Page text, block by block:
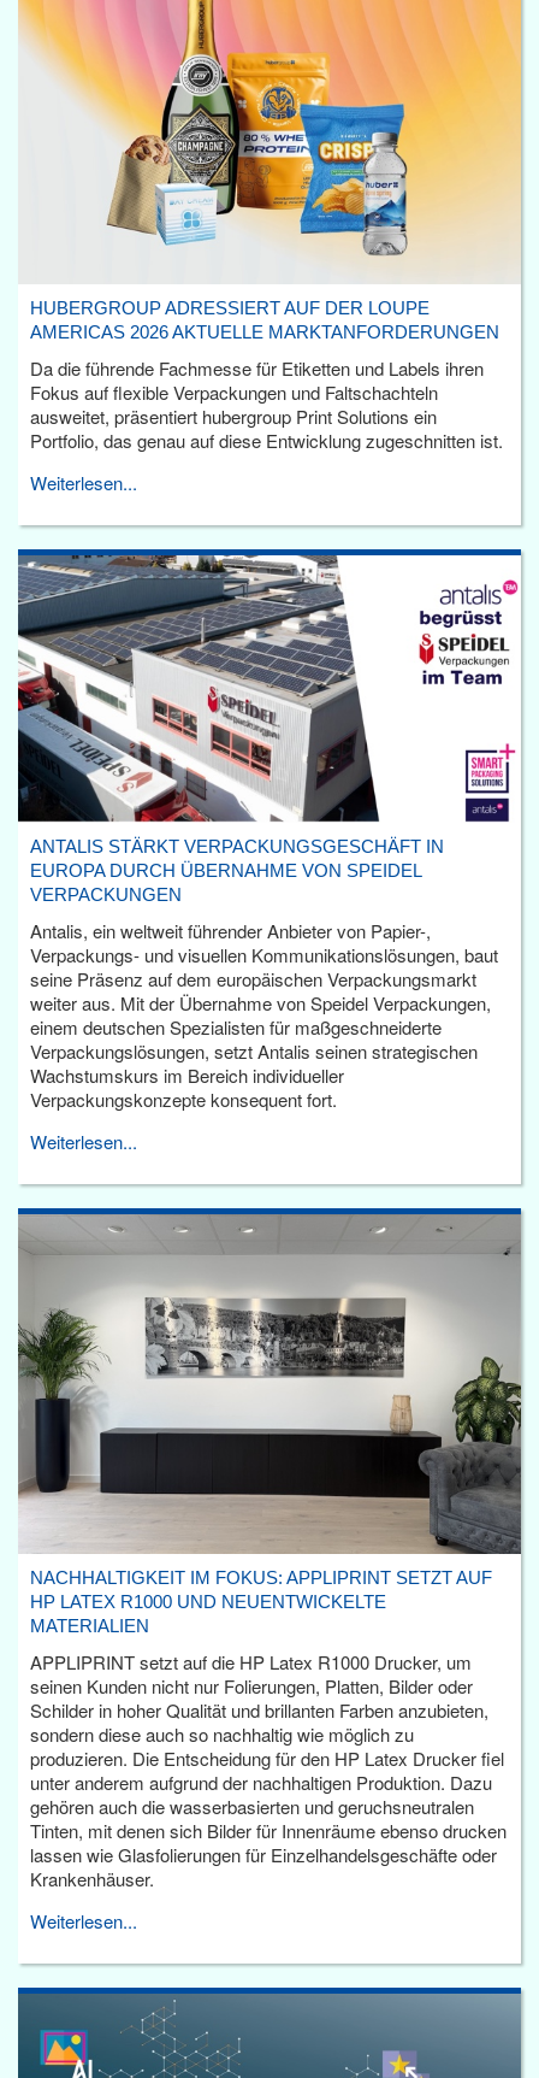
HUBERGROUP ADRESSIERT AUF DER LOUPE
AMERICAS 2026 AKTUELLE MARKTANFORDERUNGEN
Da die führende Fachmesse für Etiketten und Labels ihren
Fokus auf flexible Verpackungen und Faltschachteln
ausweitet, präsentiert hubergroup Print Solutions ein
Portfolio, das genau auf diese Entwicklung zugeschnitten ist.
Weiterlesen...
ANTALIS STÄRKT VERPACKUNGSGESCHÄFT IN
EUROPA DURCH ÜBERNAHME VON SPEIDEL
VERPACKUNGEN
Antalis, ein weltweit führender Anbieter von Papier-,
Verpackungs- und visuellen Kommunikationslösungen, baut
seine Präsenz auf dem europäischen Verpackungsmarkt
weiter aus. Mit der Übernahme von Speidel Verpackungen,
einem deutschen Spezialisten für maßgeschneiderte
Verpackungslösungen, setzt Antalis seinen strategischen
Wachstumskurs im Bereich individueller
Verpackungskonzepte konsequent fort.
Weiterlesen...
NACHHALTIGKEIT IM FOKUS: APPLIPRINT SETZT AUF
HP LATEX R1000 UND NEUENTWICKELTE
MATERIALIEN
APPLIPRINT setzt auf die HP Latex R1000 Drucker, um
seinen Kunden nicht nur Folierungen, Platten, Bilder oder
Schilder in hoher Qualität und brillanten Farben anzubieten,
sondern diese auch so nachhaltig wie möglich zu
produzieren. Die Entscheidung für den HP Latex Drucker fiel
unter anderem aufgrund der nachhaltigen Produktion. Dazu
gehören auch die wasserbasierten und geruchsneutralen
Tinten, mit denen sich Bilder für Innenräume ebenso drucken
lassen wie Glasfolierungen für Einzelhandelsgeschäfte oder
Krankenhäuser.
Weiterlesen...